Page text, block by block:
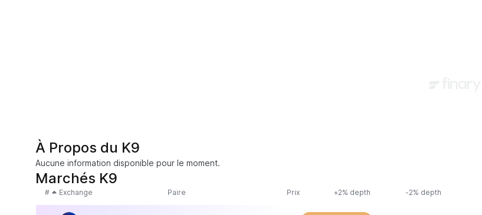
À Propos du K9
Aucune information disponible pour le moment.
Marchés K9
# Exchange Paire Prix +2% depth -2% depth